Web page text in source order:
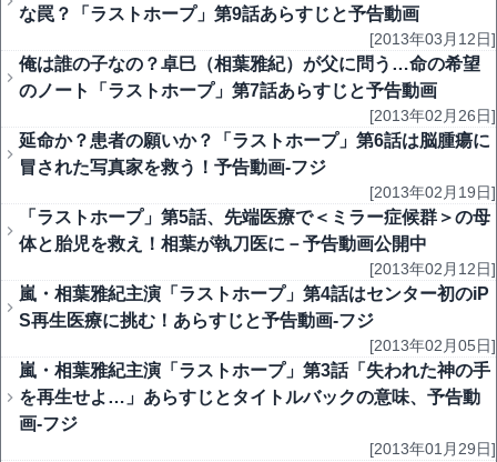
な罠？「ラストホープ」第9話あらすじと予告動画
[2013年03月12日]
俺は誰の子なの？卓巳（相葉雅紀）が父に問う…命の希望
のノート「ラストホープ」第7話あらすじと予告動画
[2013年02月26日]
延命か？患者の願いか？「ラストホープ」第6話は脳腫瘍に
冒された写真家を救う！予告動画-フジ
[2013年02月19日]
「ラストホープ」第5話、先端医療で＜ミラー症候群＞の母
体と胎児を救え！相葉が執刀医に－予告動画公開中
[2013年02月12日]
嵐・相葉雅紀主演「ラストホープ」第4話はセンター初のiP
S再生医療に挑む！あらすじと予告動画-フジ
[2013年02月05日]
嵐・相葉雅紀主演「ラストホープ」第3話「失われた神の手
を再生せよ…」あらすじとタイトルバックの意味、予告動
画-フジ
[2013年01月29日]